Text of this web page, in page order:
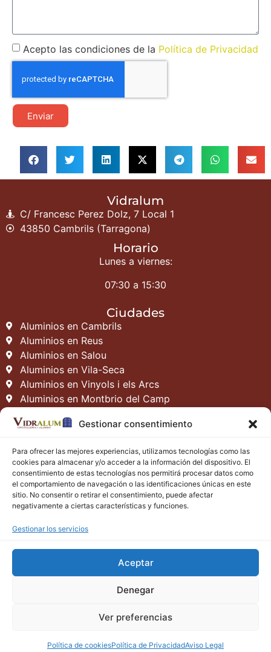
Gestionar consentimiento
Para ofrecer las mejores experiencias, utilizamos tecnologías como las
cookies para almacenar y/o acceder a la información del dispositivo. El
consentimiento de estas tecnologías nos permitirá procesar datos como
el comportamiento de navegación o las identificaciones únicas en este
sitio. No consentir o retirar el consentimiento, puede afectar
negativamente a ciertas características y funciones.
Gestionar los servicios
Aceptar
Denegar
Ver preferencias
Política de cookiesPolítica de PrivacidadAviso Legal
Acepto las condiciones de la Política de Privacidad
Enviar
Vidralum
C/ Francesc Perez Dolz, 7 Local 1
43850 Cambrils (Tarragona)
Horario
Lunes a viernes:
07:30 a 15:30
Ciudades
Aluminios en Cambrils
Aluminios en Reus
Aluminios en Salou
Aluminios en Vila-Seca
Aluminios en Vinyols i els Arcs
Aluminios en Montbrio del Camp
Aluminios en La Pineda
Contacto
vidralum.com
vidralumcambrils@hotmail.com
977 795 805
679 97 09 46
Política de Privacidad
Cookies – Mapa web
Diseño webPCHOUSE